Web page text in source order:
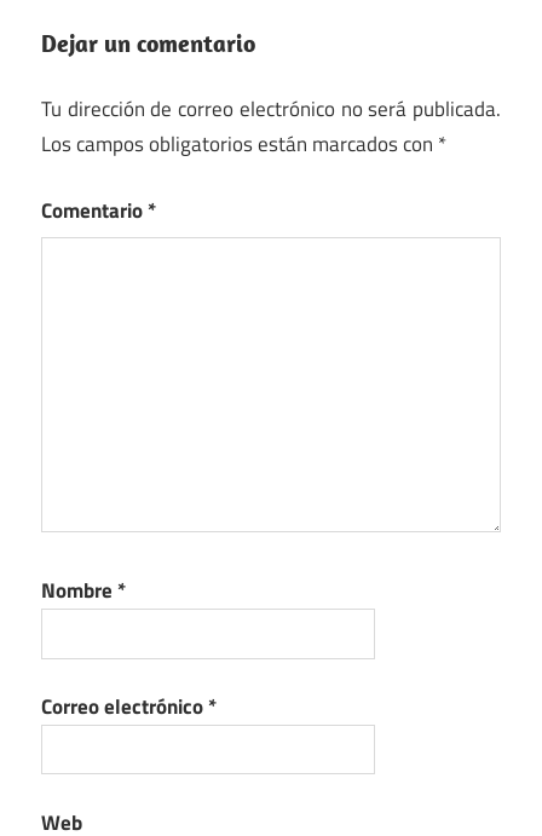
Dejar un comentario
Tu dirección de correo electrónico no será publicada.
Los campos obligatorios están marcados con *
Comentario*
Nombre *
Correo electrónico*
Web